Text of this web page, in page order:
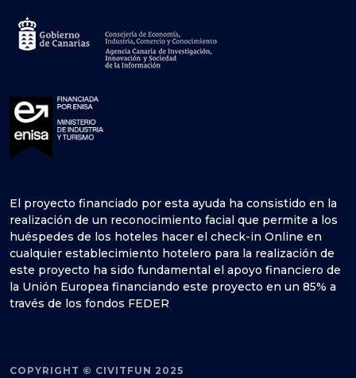
El proyecto financiado por esta ayuda ha consistido en la
realización de un reconocimiento facial que permite a los
huéspedes de los hoteles hacer el check-in Online en
cualquier establecimiento hotelero para la realización de
este proyecto ha sido fundamental el apoyo financiero de
la Unión Europea financiando este proyecto en un 85% a
través de los fondos FEDER
COPYRIGHT © CIVITFUN 2025